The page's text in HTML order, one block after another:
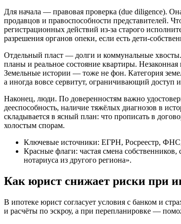
Для начала — правовая проверка (due diligence).
продавцов и правоспособности представителей.
регистрационных действий из‑за старого
разрешения органов опеки, если есть дети-
Отдельный пласт — долги и коммунальные
планы и реальное состояние квартиры.
Земельные истории — тоже не фон. Категория
а иногда вовсе сервитут, ограничивающий доступ
Наконец, люди. По доверенностям важно
дееспособность, наличие тяжёлых диагнозов в
складывается в ясный план: что прописать в
холостым спорам.
Ключевые источники: ЕГРН, Росреестр,
Красные флаги: частая смена собственников,
нотариуса из другого региона».
Как юрист снижает риски при
В ипотеке юрист согласует условия с банком и
и расчёты по эскроу, а при перепланировке —